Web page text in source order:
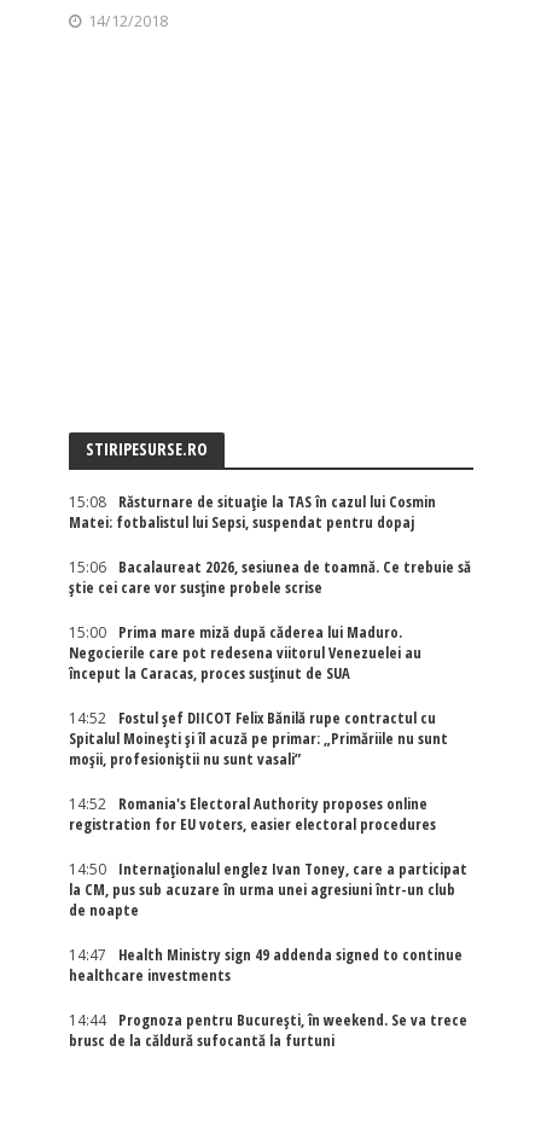
14/12/2018
STIRIPESURSE.RO
15:08
Răsturnare de situație la TAS în cazul lui Cosmin
Matei: fotbalistul lui Sepsi, suspendat pentru dopaj
15:06
Bacalaureat 2026, sesiunea de toamnă. Ce trebuie să
știe cei care vor susține probele scrise
15:00
Prima mare miză după căderea lui Maduro.
Negocierile care pot redesena viitorul Venezuelei au
început la Caracas, proces susținut de SUA
14:52
Fostul șef DIICOT Felix Bănilă rupe contractul cu
Spitalul Moinești și îl acuză pe primar: „Primăriile nu sunt
moșii, profesioniștii nu sunt vasali”
14:52
Romania's Electoral Authority proposes online
registration for EU voters, easier electoral procedures
14:50
Internaţionalul englez Ivan Toney, care a participat
la CM, pus sub acuzare în urma unei agresiuni într-un club
de noapte
14:47
Health Ministry sign 49 addenda signed to continue
healthcare investments
14:44
Prognoza pentru București, în weekend. Se va trece
brusc de la căldură sufocantă la furtuni